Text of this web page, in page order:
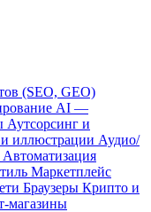
(SEO, GEO)
AI —
Аутсорсинг и
иллюстрации Аудио/
Автоматизация
Маркетплейс
Браузеры Крипто и
магазины